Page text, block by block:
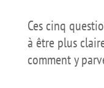
Ces cinq
à être plus
comment y